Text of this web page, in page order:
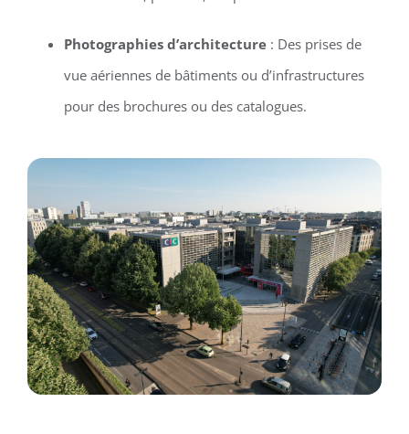
Photographies d’architecture: Des prises de
vue aériennes de bâtiments ou d’infrastructures
pour des brochures ou des catalogues.